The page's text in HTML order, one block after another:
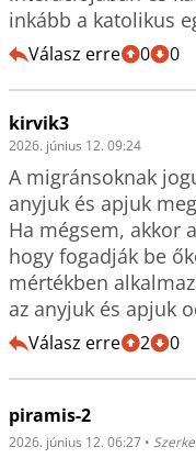
inkább a katolikus
Válasz erre 0 0
kirvik3
2026. június 12. 09:24
A migránsoknak
anyjuk és apjuk
Ha mégsem, akkor
hogy fogadják be
mértékben
az anyjuk és apjuk
Válasz erre 2 0
piramis-2
2026. június 12. 06:27 •